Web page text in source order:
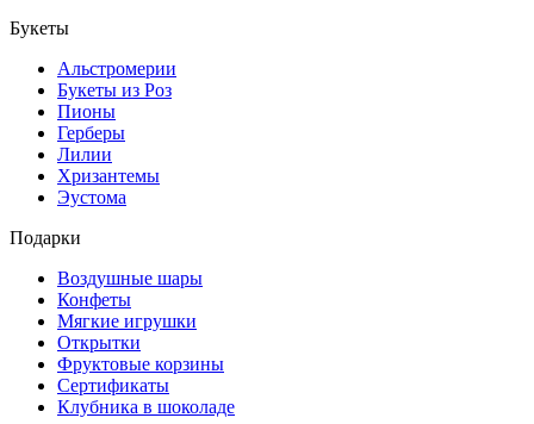
Букеты
Альстромерии
Букеты из Роз
Пионы
Герберы
Лилии
Хризантемы
Эустома
Подарки
Воздушные шары
Конфеты
Мягкие игрушки
Открытки
Фруктовые корзины
Сертификаты
Клубника в шоколаде